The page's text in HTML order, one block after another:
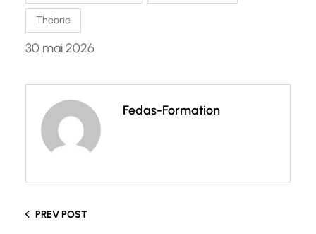
Théorie
30 mai 2026
Fedas-Formation
PREV POST